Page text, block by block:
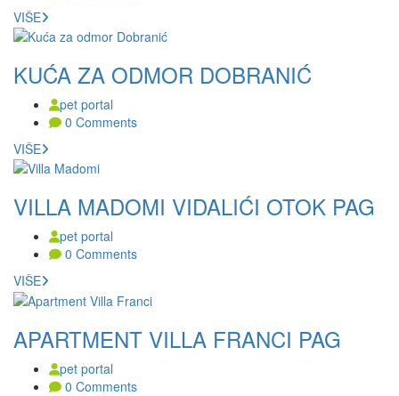
VIŠE
KUĆA ZA ODMOR DOBRANIĆ
pet portal
0 Comments
VIŠE
VILLA MADOMI VIDALIĆI OTOK PAG
pet portal
0 Comments
VIŠE
APARTMENT VILLA FRANCI PAG
pet portal
0 Comments